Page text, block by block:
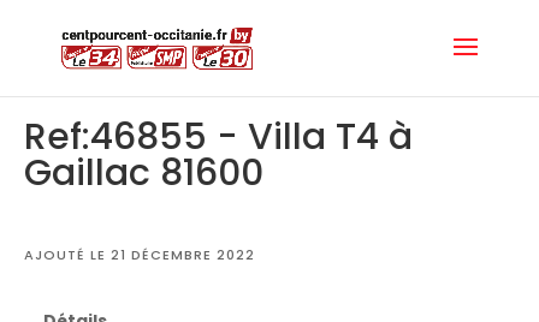
Ref:46855 - Villa T4 à
Gaillac 81600
AJOUTÉ LE 21 DÉCEMBRE 2022